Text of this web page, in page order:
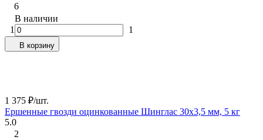
6
В наличии
1
1
В корзину
1 375 ₽/шт.
Ершенные гвозди оцинкованные Шинглас 30х3,5 мм, 5 кг
5.0
2